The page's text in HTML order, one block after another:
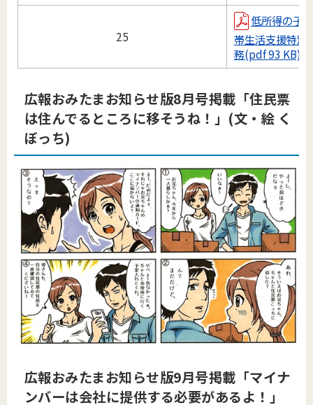
25
低所得の子
帯生活支援特別
務(pdf 93 KB)
広報おみたまお知らせ版8月号掲載「住民票
は住んでるところに移そうね！」(文・絵 く
ぼっち)
広報おみたまお知らせ版9月号掲載「マイナ
ンバーは会社に提供する必要があるよ！」